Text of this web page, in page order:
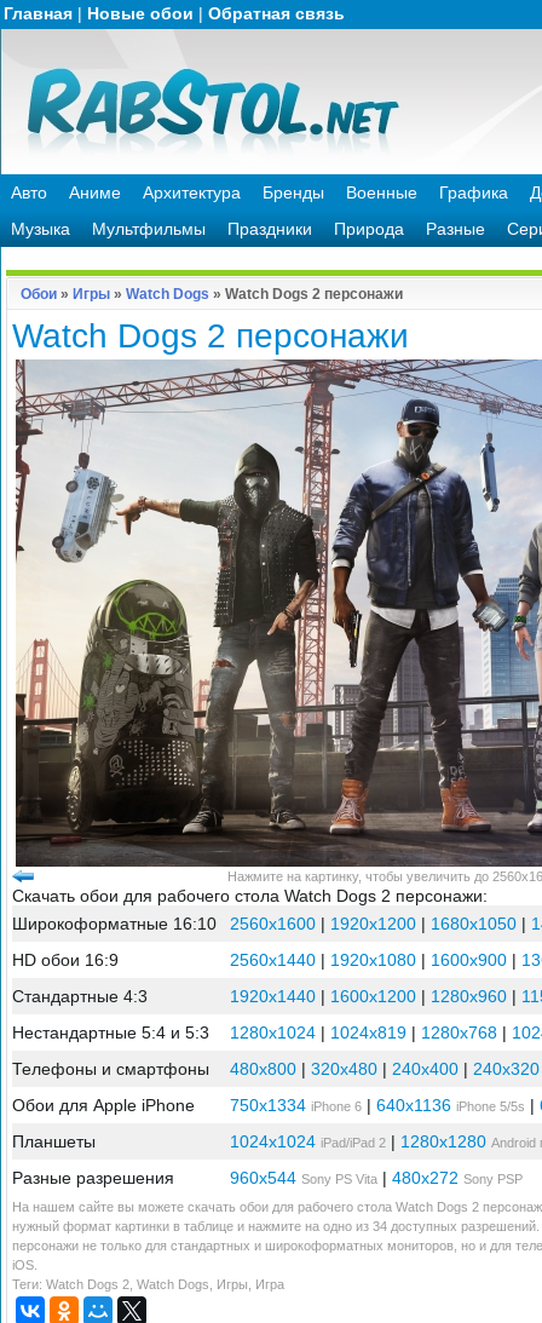
Главная | Новые обои | Обратная связь
Авто Аниме Архитектура Бренды Военные Графика
Музыка
Мультфильмы Праздники Природа Разные
Обои » Игры » Watch Dogs » Watch Dogs 2 персонажи
Watch Dogs 2 персонажи
Нажмите на картинку, чтобы увеличить до
Скачать обои для рабочего стола Watch Dogs 2 персонажи:
Широкоформатные 16:10
2560x1600 | 1920x1200 | 1680x1050 |
HD обои 16:9
2560x1440 | 1920x1080 | 1600x900 |
Стандартные 4:3
1920x1440 | 1600x1200 | 1280x960 |
Нестандартные 5:4 и 5:3
1280x1024 | 1024x819 | 1280x768 |
Телефоны и смартфоны
480x800 | 320x480 | 240x400 | 240x320
Обои для Apple iPhone
750x1334 iPhone 6 | 640x1136 iPhone 5/5s |
Планшеты
1024x1024 iPad/iPad 2 | 1280x1280 Android
Разные разрешения 960x544 Sony PS Vita | 480x272 Sony PSP
На нашем сайте вы можете скачать обои для рабочего стола Watch Dogs 2
нужный формат картинки в таблице и нажмите на одно из 34 доступных
персонажи не только для стандартных и широкоформатных мониторов, но и для
iOS.
Теги: Watch Dogs 2 Watch Dogs Игры Игра